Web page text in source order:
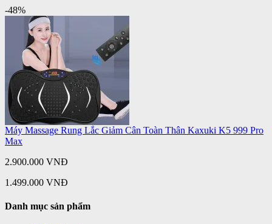
-48%
Máy Massage Rung Lắc Giảm Cân Toàn Thân Kaxuki K5 999 Pro
Max
2.900.000 VNĐ
1.499.000 VNĐ
Danh mục sản phẩm